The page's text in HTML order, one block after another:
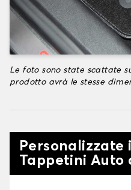
Le foto sono state scattate
prodotto avrà le stesse
Personalizzate
Tappetini Auto